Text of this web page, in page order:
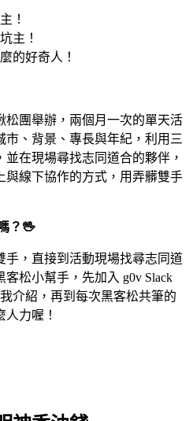
！
主！
的好奇人！
松團舉辦，兩個月一次的單天活
、背景、專長與年紀，利用三
在現場尋找志同道合的夥伴，
與線下協作的方式，用弄髒雙手
？ 🖖
手，直接到活動現場找尋志同道
松小幫手，先加入 g0v Slack
介紹，再到每次黑客松共筆的
力喔！